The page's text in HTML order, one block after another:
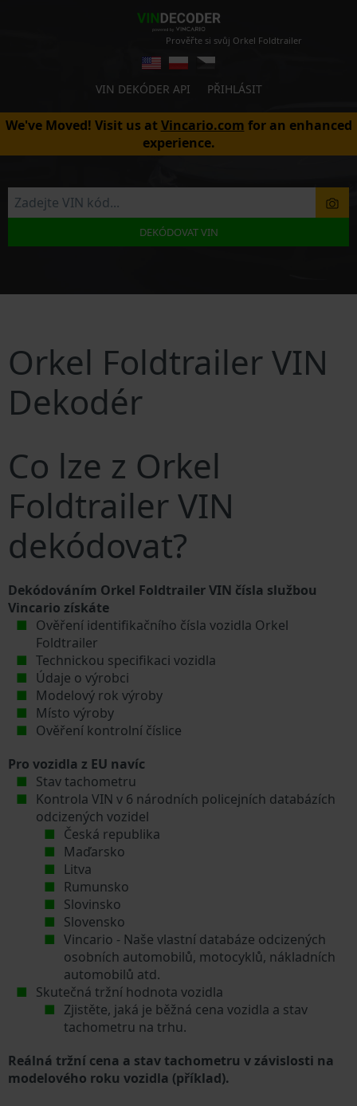
Prověřte si svůj Orkel Foldtrailer
VIN DEKÓDER API PŘIHLÁSIT
We've Moved! Visit us atVincario.com for an enhanced
experience.
DEKÓDOVAT VIN
Orkel Foldtrailer VIN
Dekodér
Co lze z Orkel
Foldtrailer VIN
dekódovat?
Dekódováním Orkel Foldtrailer VIN čísla službou
Vincario získáte
Ověření identifikačního čísla vozidla Orkel
Foldtrailer
Technickou specifikaci vozidla
Údaje o výrobci
Modelový rok výroby
Místo výroby
Ověření kontrolní číslice
Pro vozidla z EU navíc
Stav tachometru
Kontrola VIN v 6 národních policejních databázích
odcizených vozidel
Česká republika
Maďarsko
Litva
Rumunsko
Slovinsko
Slovensko
Vincario - Naše vlastní databáze odcizených
osobních automobilů, motocyklů, nákladních
automobilů atd.
Skutečná tržní hodnota vozidla
Zjistěte, jaká je běžná cena vozidla a stav
tachometru na trhu.
Reálná tržní cena a stav tachometru v závislosti na
modelového roku vozidla (příklad).